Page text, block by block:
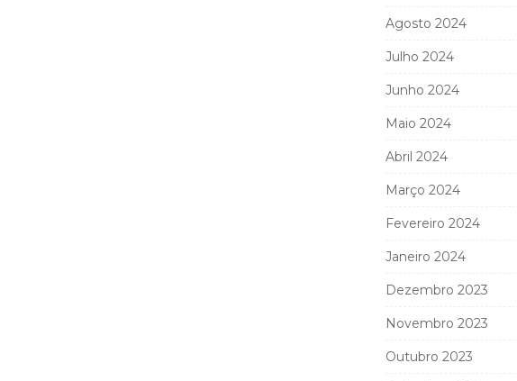
Agosto 2024
Julho 2024
Junho 2024
Maio 2024
Abril 2024
Março 2024
Fevereiro 2024
Janeiro 2024
Dezembro 2023
Novembro 2023
Outubro 2023